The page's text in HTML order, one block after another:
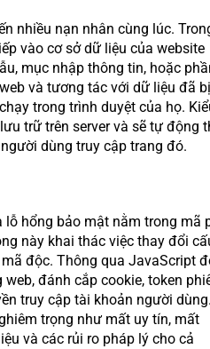
nhiều nạn nhân cùng lúc.
vào cơ sở dữ liệu của website
mục nhập thông tin, hoặc
và tương tác với dữ liệu đã
trong trình duyệt của họ.
trữ trên server và sẽ tự động
dùng truy cập trang đó.
lỗ hổng bảo mật nằm trong mã
này khai thác việc thay đổi
độc. Thông qua JavaScript
đánh cắp cookie, token
truy cập tài khoản người dùng.
trọng như mất uy tín, mất
và các rủi ro pháp lý cho cả